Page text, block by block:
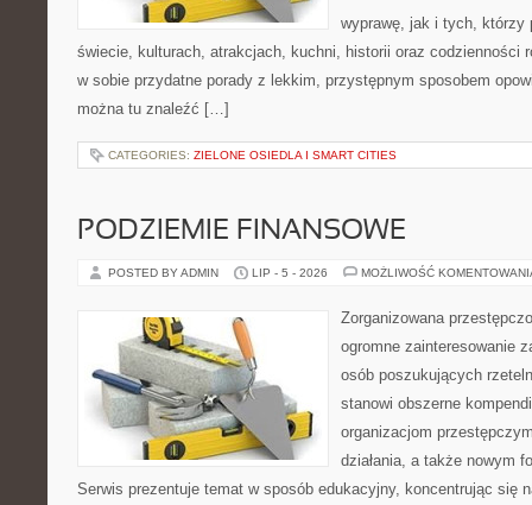
wyprawę, jak i tych, którzy
świecie, kulturach, atrakcjach, kuchni, historii oraz codzienności
w sobie przydatne porady z lekkim, przystępnym sposobem
można tu znaleźć […]
CATEGORIES: ZIELONE OSIEDLA I SMART CITIES
PODZIEMIE FINANSOWE
POSTED BY ADMIN LIP - 5 - 2026 MOŻLIWOŚĆ
Zorganizowana
ogromne zainteresowanie
osób poszukujących
stanowi obszerne
organizacjom
działania, a także nowym
Serwis prezentuje temat w sposób edukacyjny, koncentrując się